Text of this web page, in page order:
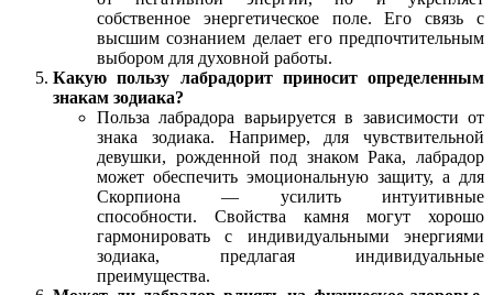
собственное энергетическое поле. Его связь с
высшим сознанием делает его предпочтительным
выбором для духовной работы.
Какую пользу лабрадорит приносит определенным
знакам зодиака?
Польза лабрадора варьируется в зависимости от
знака зодиака. Например, для чувствительной
девушки, рожденной под знаком Рака, лабрадор
может обеспечить эмоциональную защиту, а для
Скорпиона — усилить интуитивные
способности. Свойства камня могут хорошо
гармонировать с индивидуальными энергиями
зодиака, предлагая индивидуальные
преимущества.